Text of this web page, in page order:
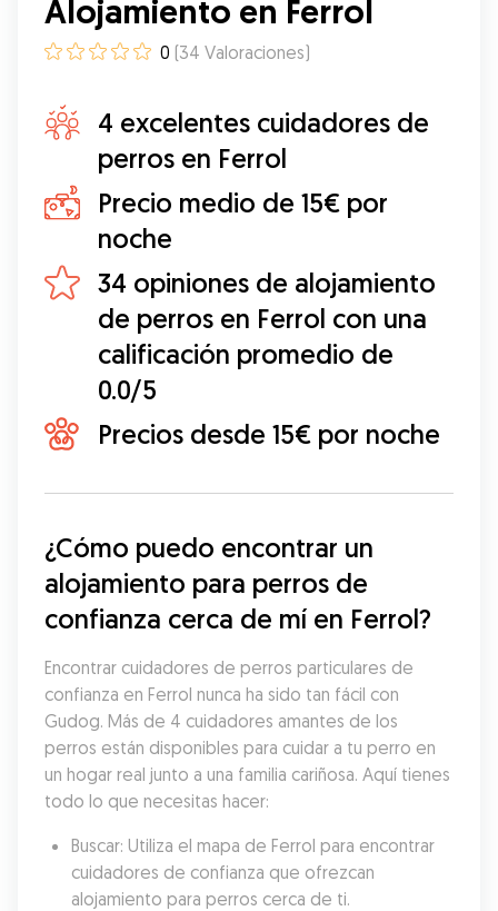
Alojamiento en Ferrol
0 (34 Valoraciones)
4 excelentes cuidadores de
perros en Ferrol
Precio medio de 15€ por
noche
34 opiniones de alojamiento
de perros en Ferrol con una
calificación promedio de
0.0/5
Precios desde 15€ por noche
¿Cómo puedo encontrar un
alojamiento para perros de
confianza cerca de mí en Ferrol?
Encontrar cuidadores de perros particulares de
confianza en Ferrol nunca ha sido tan fácil con
Gudog. Más de 4 cuidadores amantes de los
perros están disponibles para cuidar a tu perro en
un hogar real junto a una familia cariñosa. Aquí tienes
todo lo que necesitas hacer:
Buscar: Utiliza el mapa de Ferrol para encontrar
cuidadores de confianza que ofrezcan
alojamiento para perros cerca de ti.